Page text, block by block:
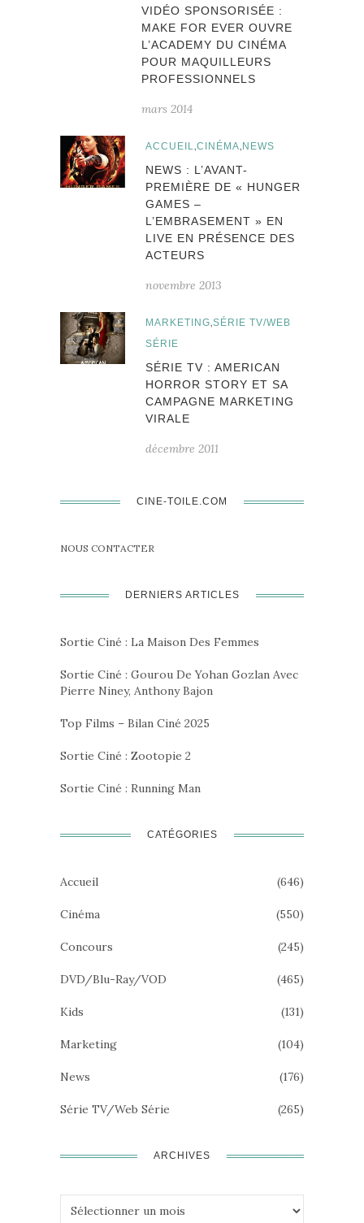
VIDÉO SPONSORISÉE :
MAKE FOR EVER OUVRE
L’ACADEMY DU CINÉMA
POUR MAQUILLEURS
PROFESSIONNELS
mars 2014
ACCUEIL,CINÉMA, NEWS
NEWS : L’AVANT-
PREMIÈRE DE « HUNGER
GAMES –
L’EMBRASEMENT » EN
LIVE EN PRÉSENCE DES
ACTEURS
novembre 2013
MARKETING,SÉRIE TV/WEB
SÉRIE
SÉRIE TV : AMERICAN
HORROR STORY ET SA
CAMPAGNE MARKETING
VIRALE
décembre 2011
CINE-TOILE.COM
NOUS CONTACTER
DERNIERS ARTICLES
Sortie Ciné : La Maison Des Femmes
Sortie Ciné : Gourou De Yohan Gozlan Avec
Pierre Niney, Anthony Bajon
Top Films – Bilan Ciné 2025
Sortie Ciné : Zootopie 2
Sortie Ciné : Running Man
CATÉGORIES
Accueil (646)
Cinéma (550)
Concours (245)
DVD/Blu-Ray/VOD (465)
Kids (131)
Marketing (104)
News (176)
Série TV/Web Série (265)
ARCHIVES
Archives